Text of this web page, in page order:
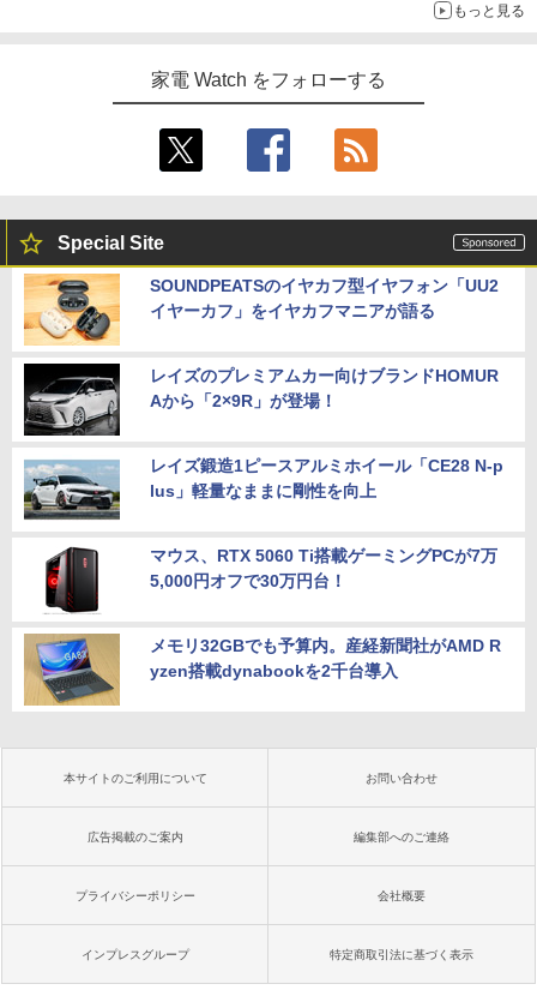
もっと見る
家電 Watch をフォローする
Special Site
SOUNDPEATSのイヤカフ型イヤフォン「UU2
イヤーカフ」をイヤカフマニアが語る
レイズのプレミアムカー向けブランドHOMUR
Aから「2×9R」が登場！
レイズ鍛造1ピースアルミホイール「CE28 N-p
lus」軽量なままに剛性を向上
マウス、RTX 5060 Ti搭載ゲーミングPCが7万
5,000円オフで30万円台！
メモリ32GBでも予算内。産経新聞社がAMD R
yzen搭載dynabookを2千台導入
本サイトのご利用について お問い合わせ
広告掲載のご案内 編集部へのご連絡
プライバシーポリシー 会社概要
インプレスグループ 特定商取引法に基づく表示